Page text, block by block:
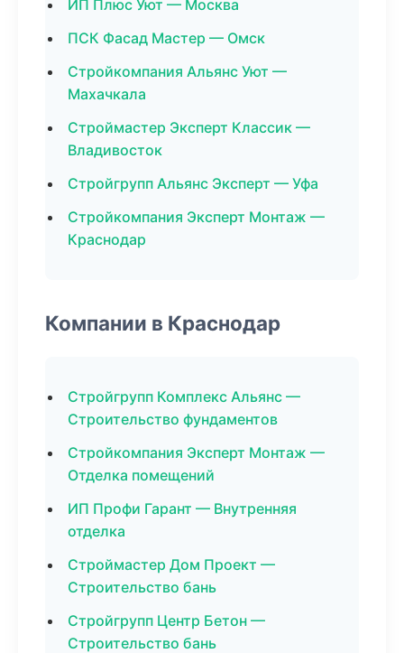
ИП Плюс Уют — Москва
ПСК Фасад Мастер — Омск
Стройкомпания Альянс Уют —
Махачкала
Строймастер Эксперт Классик —
Владивосток
Стройгрупп Альянс Эксперт — Уфа
Стройкомпания Эксперт Монтаж —
Краснодар
Компании в Краснодар
Стройгрупп Комплекс Альянс —
Строительство фундаментов
Стройкомпания Эксперт Монтаж —
Отделка помещений
ИП Профи Гарант — Внутренняя
отделка
Строймастер Дом Проект —
Строительство бань
Стройгрупп Центр Бетон —
Строительство бань